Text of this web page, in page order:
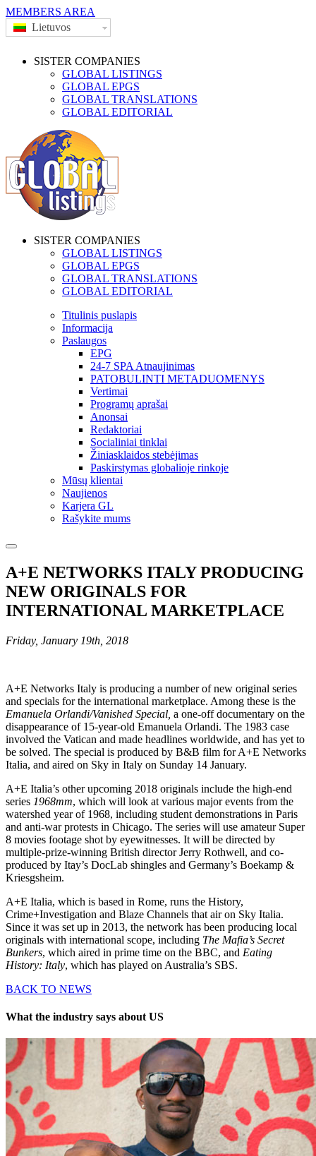
MEMBERS AREA
Lietuvos
SISTER COMPANIES
GLOBAL LISTINGS
GLOBAL EPGS
GLOBAL TRANSLATIONS
GLOBAL EDITORIAL
SISTER COMPANIES
GLOBAL LISTINGS
GLOBAL EPGS
GLOBAL TRANSLATIONS
GLOBAL EDITORIAL
Titulinis puslapis
Informacija
Paslaugos
EPG
24-7 SPA Atnaujinimas
PATOBULINTI METADUOMENYS
Vertimai
Programų aprašai
Anonsai
Redaktoriai
Socialiniai tinklai
Žiniasklaidos stebėjimas
Paskirstymas globalioje rinkoje
Mūsų klientai
Naujienos
Karjera GL
Rašykite mums
A+E NETWORKS ITALY PRODUCING
NEW ORIGINALS FOR
INTERNATIONAL MARKETPLACE
Friday, January 19th, 2018
A+E Networks Italy is producing a number of new original series
and specials for the international marketplace. Among these is the
Emanuela Orlandi/Vanished Special, a one-off documentary on the
disappearance of 15-year-old Emanuela Orlandi. The 1983 case
involved the Vatican and made headlines worldwide, and has yet to
be solved. The special is produced by B&B film for A+E Networks
Italia, and aired on Sky in Italy on Sunday 14 January.
A+E Italia’s other upcoming 2018 originals include the high-end
series 1968mm, which will look at various major events from the
watershed year of 1968, including student demonstrations in Paris
and anti-war protests in Chicago. The series will use amateur Super
8 movies footage shot by eyewitnesses. It will be directed by
multiple-prize-winning British director Jerry Rothwell, and co-
produced by Itay’s DocLab shingles and Germany’s Boekamp &
Kriesgsheim.
A+E Italia, which is based in Rome, runs the History,
Crime+Investigation and Blaze Channels that air on Sky Italia.
Since it was set up in 2013, the network has been producing local
originals with international scope, including The Mafia’s Secret
Bunkers, which aired in prime time on the BBC, and Eating
History: Italy, which has played on Australia’s SBS.
BACK TO NEWS
What the industry says about US